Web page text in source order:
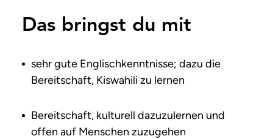
Das bringst du mit
sehr gute Englischkenntnisse; dazu die
Bereitschaft, Kiswahili zu lernen
Bereitschaft, kulturell dazuzulernen und
offen auf Menschen zuzugehen